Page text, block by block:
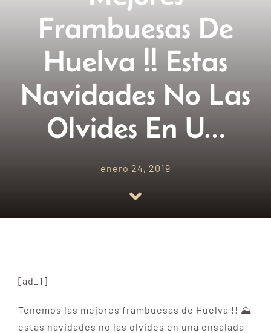
Empresas amigas
Blog
Contacto
Frambuesas De
Huelva !! Estas
Navidades No Las
Olvides En U…
enero 24, 2019
[ad_1]
Tenemos las mejores frambuesas de Huelva !! ⛰
estas navidades no las olvides en una ensalada